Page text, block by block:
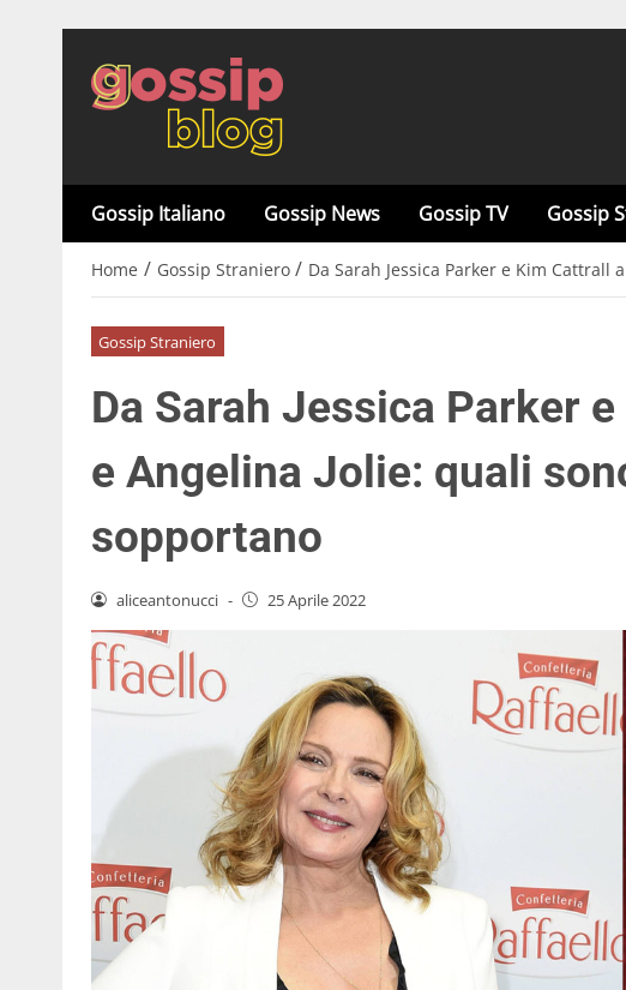
Gossip Italiano Gossip News Gossip TV Gossip
Home / Gossip Straniero / Da Sarah Jessica Parker e Kim
Gossip Straniero
Da Sarah Jessica Parker
e Angelina Jolie: quali
sopportano
aliceantonucci - 25 Aprile 2022